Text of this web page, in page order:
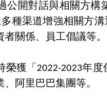
公開對話與相關方構
多種渠道增強相關方
關係、員工倡議等。
榮獲「 2022-2023年
阿里巴巴集團等。